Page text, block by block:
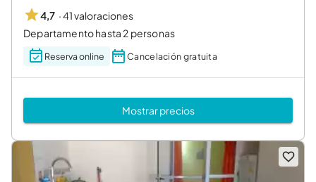
4,7 ·41 valoraciones
Departamento hasta 2 personas
Reserva online Cancelación gratuita
Mostrar precios